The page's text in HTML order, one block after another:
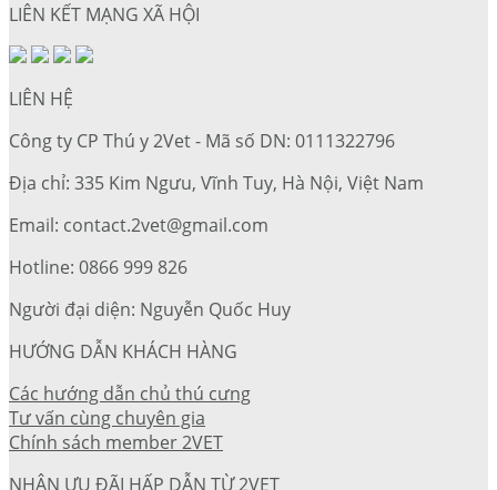
LIÊN KẾT MẠNG XÃ HỘI
LIÊN HỆ
Công ty CP Thú y 2Vet - Mã số DN: 0111322796
Địa chỉ: 335 Kim Ngưu, Vĩnh Tuy, Hà Nội, Việt Nam
Email: contact.2vet@gmail.com
Hotline: 0866 999 826
Người đại diện: Nguyễn Quốc Huy
HƯỚNG DẪN KHÁCH HÀNG
Các hướng dẫn chủ thú cưng
Tư vấn cùng chuyên gia
Chính sách member 2VET
NHẬN ƯU ĐÃI HẤP DẪN TỪ 2VET